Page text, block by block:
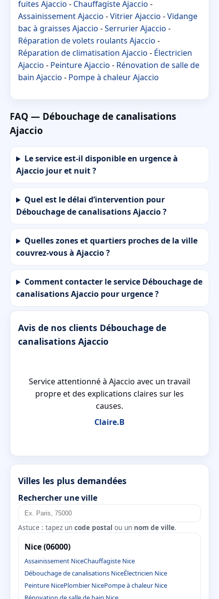
fuites Ajaccio - Chauffagiste Ajaccio -
Assainissement Ajaccio -Vitrier Ajaccio -Vidange
bac à graisses Ajaccio -Serrurier Ajaccio -
Réparation de volets roulants Ajaccio -
Réparation de climatisation Ajaccio - Électricien
Ajaccio - Peinture Ajaccio - Rénovation de salle de
bain Ajaccio - Pompe à chaleur Ajaccio
FAQ — Débouchage de canalisations
Ajaccio
Le service est-il disponible en urgence à
Ajaccio jour et nuit ?
Quel est le délai d’intervention pour
Débouchage de canalisations Ajaccio ?
Quelles zones et quartiers proches de la ville
couvrez-vous à Ajaccio ?
Comment contacter le service Débouchage de
canalisations Ajaccio pour urgence ?
Avis de nos clients Débouchage de
canalisations Ajaccio
Service attentionné à Ajaccio avec un travail
propre et des explications claires sur les
causes.
Claire.B
Villes les plus demandées
Rechercher une ville
Astuce : tapez un code postal ou un nom de ville.
Nice (06000)
Assainissement NiceChauffagiste Nice
Débouchage de canalisations NiceÉlectricien Nice
Peinture NicePlombier NicePompe à chaleur Nice